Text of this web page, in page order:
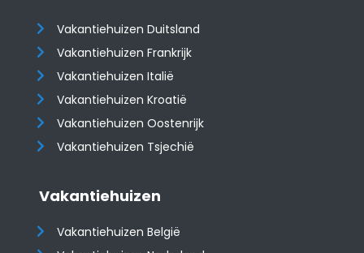
Vakantiehuizen Duitsland
Vakantiehuizen Frankrijk
Vakantiehuizen Italië
Vakantiehuizen Kroatië
​​​​​​​Vakantiehuizen Oostenrijk
Vakantiehuizen Tsjechië
Vakantiehuizen
Vakantiehuizen België